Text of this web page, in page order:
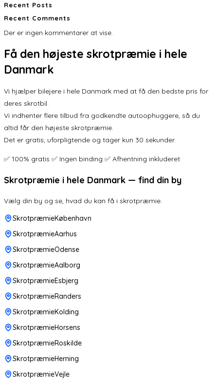
Recent Posts
Recent Comments
Der er ingen kommentarer at vise.
Få den højeste skrotpræmie i hele
Danmark
Vi hjælper bilejere i hele Danmark med at få den bedste pris for
deres skrotbil.
Vi indhenter flere tilbud fra godkendte autoophuggere, så du
altid får den højeste skrotpræmie.
Det er gratis, uforpligtende og tager kun 30 sekunder.
✅ 100% gratis ✅ Ingen binding ✅ Afhentning inkluderet
Skrotpræmie i hele Danmark — find din by
Vælg din by og se, hvad du kan få i skrotpræmie.
SkrotpræmieKøbenhavn
SkrotpræmieAarhus
SkrotpræmieOdense
SkrotpræmieAalborg
SkrotpræmieEsbjerg
SkrotpræmieRanders
SkrotpræmieKolding
SkrotpræmieHorsens
SkrotpræmieRoskilde
SkrotpræmieHerning
SkrotpræmieVejle